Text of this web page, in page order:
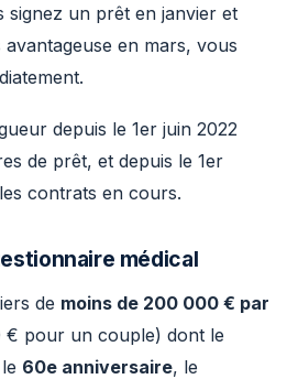
signez un prêt en janvier et
en mars, vous
depuis le 1er juin 2022
de prêt, et depuis le 1er
contrats en cours.
médical
de moins de 200 000 € par
€ pour un couple) dont le
60e anniversaire, le